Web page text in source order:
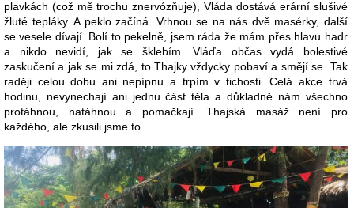
plavkách (což mě trochu znervózňuje), Vláda dostává erární slušivé
žluté tepláky. A peklo začíná. Vrhnou se na nás dvě masérky, další
se vesele dívají. Bolí to pekelně, jsem ráda že mám přes hlavu hadr
a nikdo nevidí, jak se šklebím. Vláďa občas vydá bolestivé
zaskučení a jak se mi zdá, to Thajky vždycky pobaví a smějí se. Tak
raději celou dobu ani nepípnu a trpím v tichosti. Celá akce trvá
hodinu, nevynechají ani jednu část těla a důkladně nám všechno
protáhnou, natáhnou a pomačkají. Thajská masáž není pro
každého, ale zkusili jsme to...